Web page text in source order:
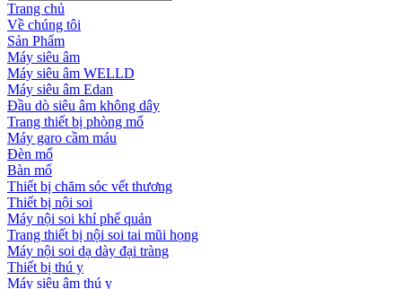
Trang chủ
Về chúng tôi
Sản Phẩm
Máy siêu âm
Máy siêu âm WELLD
Máy siêu âm Edan
Đầu dò siêu âm không dây
Trang thiết bị phòng mổ
Máy garo cầm máu
Đèn mổ
Bàn mổ
Thiết bị chăm sóc vết thương
Thiết bị nội soi
Máy nội soi khí phế quản
Trang thiết bị nội soi tai mũi họng
Máy nội soi dạ dày đại tràng
Thiết bị thú y
Máy siêu âm thú y